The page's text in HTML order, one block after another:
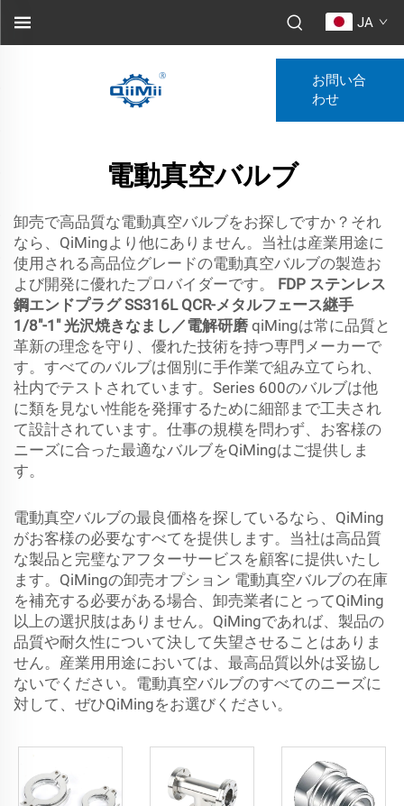
JA
お問い合
わせ
電動真空バルブ
卸売で高品質な電動真空バルブをお探しですか？それ
なら、QiMingより他にありません。当社は産業用途に
使用される高品位グレードの電動真空バルブの製造お
よび開発に優れたプロバイダーです。 FDP ステンレス
鋼エンドプラグ SS316L QCR-メタルフェース継手
1/8"-1" 光沢焼きなまし／電解研磨 qiMingは常に品質と
革新の理念を守り、優れた技術を持つ専門メーカーで
す。すべてのバルブは個別に手作業で組み立てられ、
社内でテストされています。Series 600のバルブは他
に類を見ない性能を発揮するために細部まで工夫され
て設計されています。仕事の規模を問わず、お客様の
ニーズに合った最適なバルブをQiMingはご提供しま
す。
電動真空バルブの最良価格を探しているなら、QiMing
がお客様の必要なすべてを提供します。当社は高品質
な製品と完璧なアフターサービスを顧客に提供いたし
ます。QiMingの卸売オプション 電動真空バルブの在庫
を補充する必要がある場合、卸売業者にとってQiMing
以上の選択肢はありません。QiMingであれば、製品の
品質や耐久性について決して失望させることはありま
せん。産業用用途においては、最高品質以外は妥協し
ないでください。電動真空バルブのすべてのニーズに
対して、ぜひQiMingをお選びください。